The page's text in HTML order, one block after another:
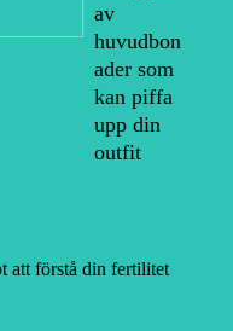
av
huvudbon
ader som
kan piffa
upp din
outfit
att förstå din fertilitet